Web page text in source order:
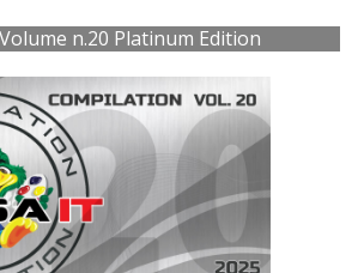
n.20 Platinum Edition